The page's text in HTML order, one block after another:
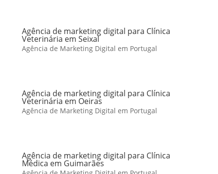
Agência de marketing digital para Clínica
Veterinária em Seixal
Agência de Marketing Digital em Portugal
Agência de marketing digital para Clínica
Veterinária em Oeiras
Agência de Marketing Digital em Portugal
Agência de marketing digital para Clínica
Médica em Guimarães